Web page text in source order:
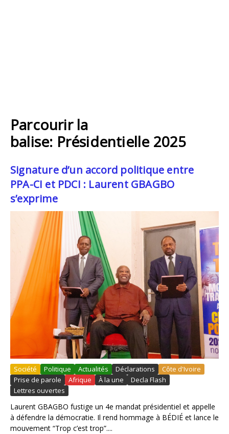
Parcourir la
balise: Présidentielle 2025
Signature d’un accord politique entre
PPA-CI et PDCI : Laurent GBAGBO
s’exprime
Société Politique Actualités Déclarations
Côte d'Ivoire
Prise de parole
Afrique À la une
Decla Flash
Lettres ouvertes
Laurent GBAGBO fustige un 4e mandat présidentiel et appelle
à défendre la démocratie. Il rend hommage à BÉDIÉ et lance le
mouvement “Trop c’est trop”....